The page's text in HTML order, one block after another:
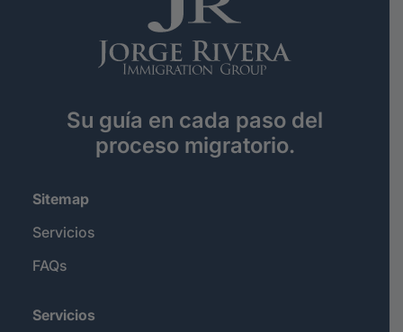
Su guía en cada paso del
proceso migratorio.
Sitemap
Servicios
FAQs
Servicios